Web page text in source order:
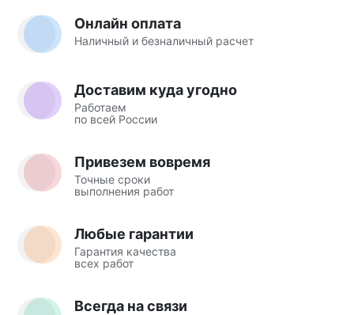
Онлайн оплата
Наличный и безналичный расчет
Доставим куда угодно
Работаем
по всей России
Привезем вовремя
Точные сроки
выполнения работ
Любые гарантии
Гарантия качества
всех работ
Всегда на связи